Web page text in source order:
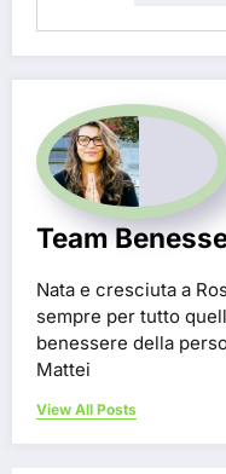
Team
Nata e cresciuta a
sempre per tutto
benessere della
Mattei
View All Posts